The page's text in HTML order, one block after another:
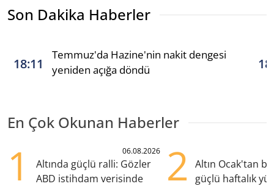
Son Dakika Haberler
18:11
Temmuz'da Hazine'nin nakit dengesi
yeniden açığa döndü
En Çok Okunan Haberler
1 06.08.2026
Altında güçlü ralli: Gözler
ABD istihdam verisinde
2
Altın Ocak'tan
güçlü haftalık